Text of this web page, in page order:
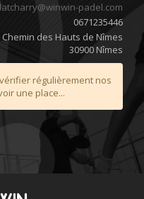
padel.com
0671235446
Chemin des Hauts de Nîmes
30900 Nîmes
régulièrement nos
une place...